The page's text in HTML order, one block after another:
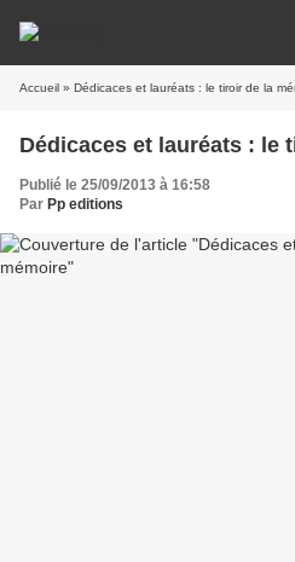
Accueil » Dédicaces et lauréats : le tiroir de la
Dédicaces et lauréats : le
Publié le 25/09/2013 à 16:58
Par Pp editions